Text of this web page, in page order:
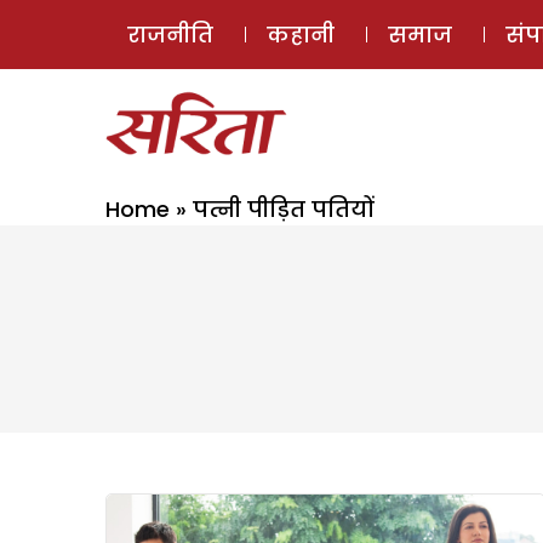
राजनीति कहानी समाज
Home » पत्नी पीड़ित पतियों